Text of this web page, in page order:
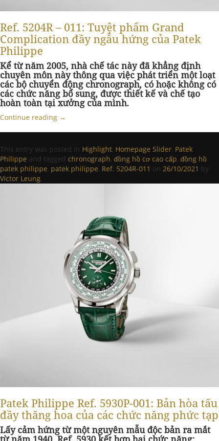
Ref. 5204R – 011: Tuyệt phẩm Grand
Complication đầy ngẫu hứng của Patek
Philippe
Kể từ năm 2005, nhà chế tác này đã khẳng định
chuyên môn này thông qua việc phát triển một loạt
các bộ chuyển động chronograph, có hoặc không có
các chức năng bổ sung, được thiết kế và chế tạo
hoàn toàn tại xưởng của mình.
Continue reading →
This entry was posted in Highlight, Homepage Slider, Patek
Philippe and tagged chronograph, đồng hồ cơ cao cấp, đồng hồ
patek philippe, patek philippe, Ref. 5204R-011 on 26/10/2021 by
Victor Leung.
Patek Philippe Ref. 5930P-001: Bản hòa tấu
đầy thăng hoa của các chức năng phức tạp
Lấy cảm hứng từ một nguyên mẫu độc bản ra mắt